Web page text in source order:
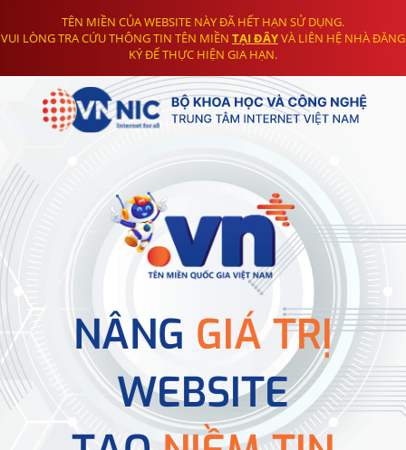
TÊN MIỀN CỦA WEBSITE NÀY ĐÃ HẾT HẠN SỬ DỤNG.
VUI LÒNG TRA CỨU THÔNG TIN TÊN MIỀN TẠI ĐÂYVÀ LIÊN HỆ NHÀ ĐĂNG
KÝ ĐỂ THỰC HIỆN GIA HẠN.
NÂNG GIÁ TRỊ
WEBSITE